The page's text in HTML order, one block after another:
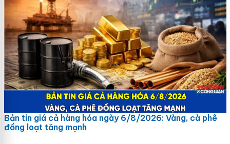
Bản tin giá cả hàng hóa ngày 6/8/2026: Vàng, cà phê
đồng loạt tăng mạnh